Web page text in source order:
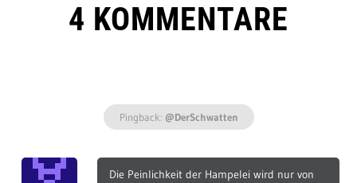
4 KOMMENTARE
Pingback: @DerSchwatten
Die Peinlichkeit der Hampelei wird nur von